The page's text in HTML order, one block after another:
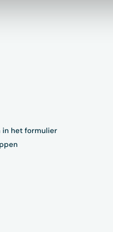
in het formulier